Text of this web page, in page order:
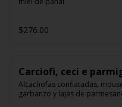
$276.00
Carciofi, ceci e
Alcachofas confiatadas,
garbanzo y lajas de